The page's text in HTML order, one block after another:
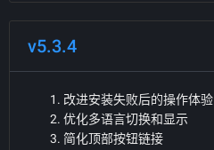
v5.3.4
改进安装失败后的操作体验
优化多语言切换和显示
简化顶部按钮链接